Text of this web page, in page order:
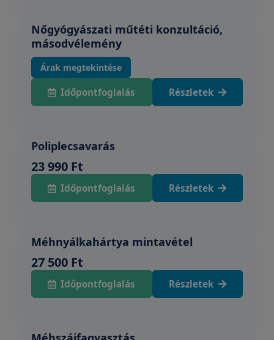
Nőgyógyászati műtéti konzultáció,
másodvélemény
Árak megtekintése
Időpontfoglalás Részletek
Poliplecsavarás
23 990 Ft
Időpontfoglalás Részletek
Méhnyálkahártya mintavétel
27 500 Ft
Időpontfoglalás Részletek